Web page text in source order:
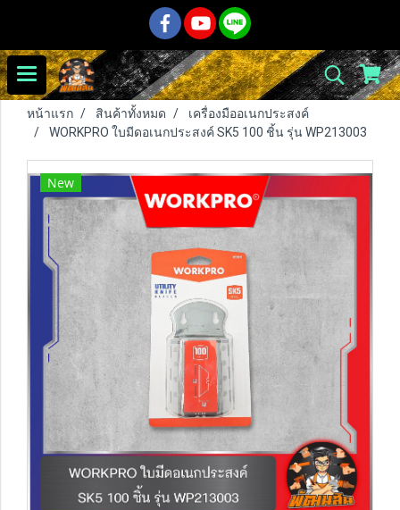
หน้าแรก สินค้าทั้งหมด
เครื่องมืออเนกประสงค์
WORKPRO ใบมีดอเนกประสงค์ SK5 100 ชิ้น รุ่น WP213003
New